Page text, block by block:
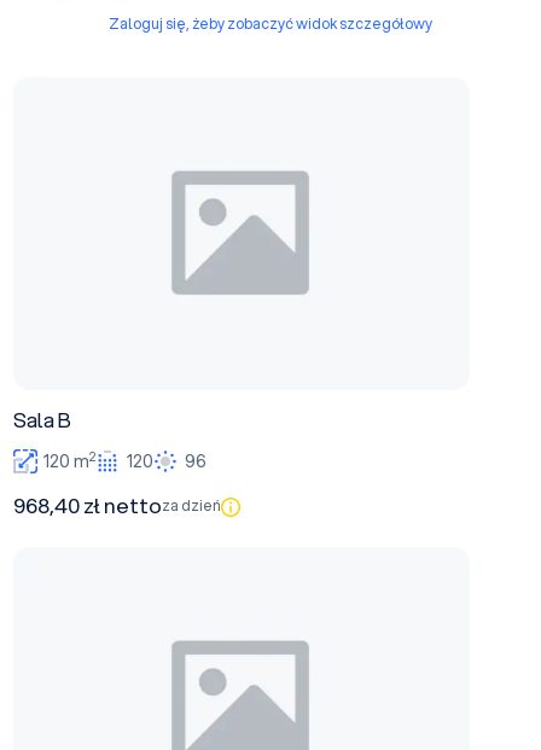
Zaloguj się, żeby zobaczyć widok szczegółowy
Sala B
120 m2 120 96
968,40 zł nettoza dzień